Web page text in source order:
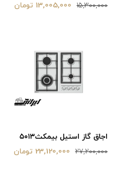
15,300,000 13,005,000 تومان
اجاق گاز استیل بیمکث‌۵۰۱۳
27,200,000 23,120,000 تومان